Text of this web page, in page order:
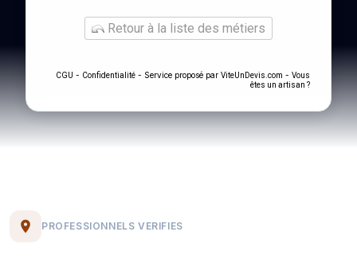
Retour à la liste des métiers
CGU - Confidentialité - Service proposé par ViteUnDevis.com - Vous
êtes un artisan ?
PROFESSIONNELS VERIFIES